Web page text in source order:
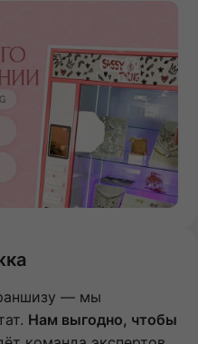
— мы
Нам выгодно, чтобы